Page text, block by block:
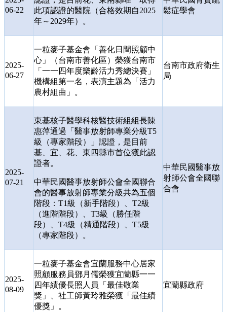
06-22
此項認證的醫院（合格效期自2025
年～ 2029年）。
鬆症學會
2025-
06-27
一粒麥子基金會「善化日間照顧中
心」（台南市善化區）榮獲台南市
「一一四年度樂齡活力秀總決賽」
機構組第一名，表演主題為「活力
農村組曲」。
台南市政府衛生
局
2025-
07-21
東基核子醫學科核醫技術組組長陳
惠萍通過「醫事放射師專業分級T5
級（專家階段）」認證，是目前
基、宜、花、東四縣市首位獲此認
證者。
中華民國醫事放射師公會全國聯合
會的醫事放射師專業分級共為五個
階段： T1級（新手階段）、 T2級
（進階階段）、 T3級（勝任階
段）、 T4級（精通階段）、 T5級
（專家階段）。
中華民國醫事放
射師公會全國聯
合會
2025-
08-09
一粒麥子基金會宜蘭服務中心居家
照顧服務員鄧月儒榮獲宜蘭縣一一
四年績優長照人員「最佳敬業
獎」、社工師黃玲雅榮獲「最佳績
優獎」。
宜蘭縣政府